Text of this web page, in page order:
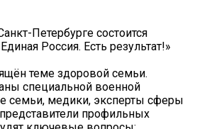
Петербурге состоится
Россия. Есть результат!»
теме здоровой семьи.
специальной военной
семьи, медики, эксперты сферы
профильных